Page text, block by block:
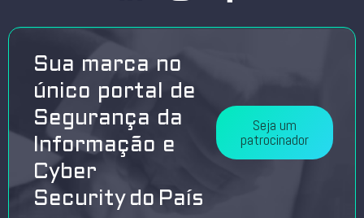
Sua marca no
único portal de
Segurança da
Informação e
Cyber
Security do País
Seja um
patrocinador